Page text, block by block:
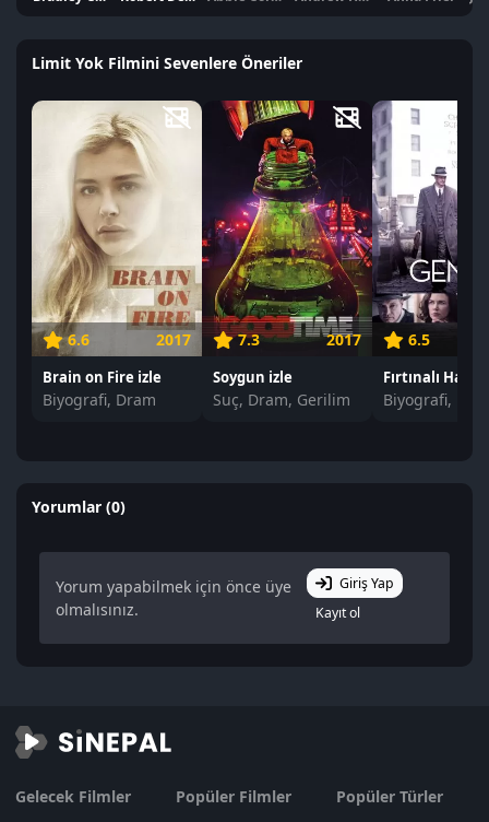
Limit Yok Filmini Sevenlere Öneriler
6.6 2017
Brain on Fire izle
Biyografi, Dram
7.3 2017
Soygun izle
Suç, Dram, Gerilim
6.5
Biyografi,
Yorumlar (0)
Yorum yapabilmek için önce üye
olmalısınız.
Giriş Yap
Kayıt ol
Gelecek Filmler
Popüler Filmler
Popüler Türler